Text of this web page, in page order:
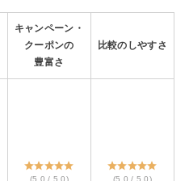
キャンペーン・
クーポンの
豊富さ
比較のしやすさ
(5.0 / 5.0) (5.0 / 5.0)